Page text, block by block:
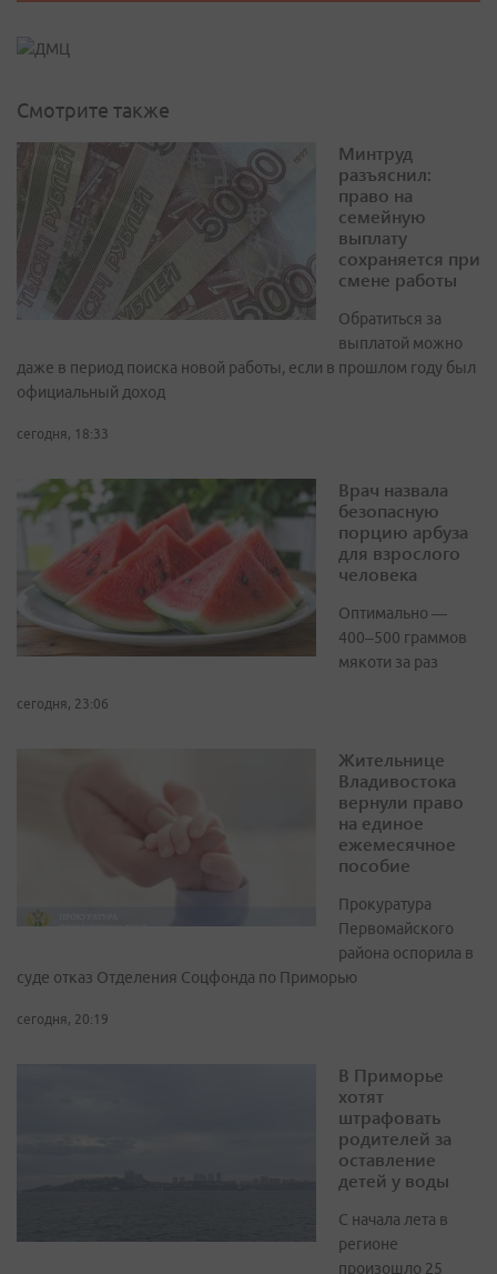
Смотрите также
Минтруд
разъяснил:
право на
семейную
выплату
сохраняется при
смене работы
Обратиться за
выплатой можно
даже в период поиска новой работы, если в прошлом году был
официальный доход
сегодня, 18:33
Врач назвала
безопасную
порцию арбуза
для взрослого
человека
Оптимально —
400–500 граммов
мякоти за раз
сегодня, 23:06
Жительнице
Владивостока
вернули право
на единое
ежемесячное
пособие
Прокуратура
Первомайского
района оспорила в
суде отказ Отделения Соцфонда по Приморью
сегодня, 20:19
В Приморье
хотят
штрафовать
родителей за
оставление
детей у воды
С начала лета в
регионе
произошло 25